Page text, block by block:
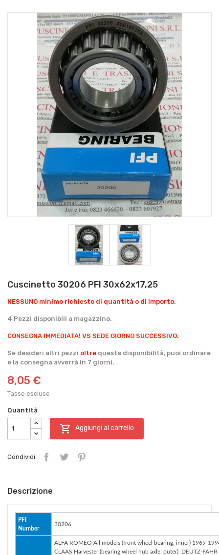
Cuscinetto 30206 PFI 30x62x17,25
NESSUNO minimo richiesto di quantità o di importo.
4 Pezzi disponibili a magazzino.
CONSEGNA IMMEDIATA! VS SEDE GIORNO SUCCESSIVO.
Se desideri altri pezzi oltre questa disponibilità, puoi ordinare
e la consegna avverrà in 7 giorni.
8,05 €
Tasse escluse
Quantità
 Aggiungi al carrello
Condividi
Descrizione
PFI
Number
30206
ALFA ROMEO All models (front wheel bearing, inner) 1969-
CLAAS Harvester (bearing wheel hub axle, outer), DEUTZ-